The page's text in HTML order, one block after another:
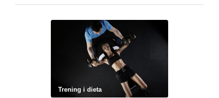
Ochraniacze na rower dla dzieci stanowią kluczowy element
Trening i dieta